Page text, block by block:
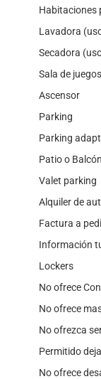
Habitaciones
Lavadora
Secadora
Sala de juegos
Ascensor
Parking
Parking
Patio o Balcón
Valet parking
Alquiler de
Factura a
Información
Lockers
No ofrece
No ofrece
No ofrezca
Permitido
No ofrece